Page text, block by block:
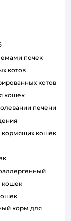
почек
котов
котов
кошек
печени
кормящих кошек
кошек